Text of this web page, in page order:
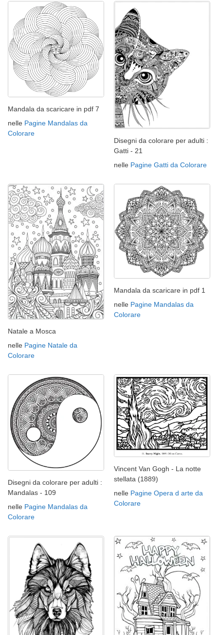
Mandala da scaricare in pdf 7
nelle Pagine Mandalas da
Colorare
Disegni da colorare per adulti :
Gatti - 21
nelle Pagine Gatti da Colorare
Natale a Mosca
nelle Pagine Natale da
Colorare
Mandala da scaricare in pdf 1
nelle Pagine Mandalas da
Colorare
Disegni da colorare per adulti :
Mandalas - 109
nelle Pagine Mandalas da
Colorare
Vincent Van Gogh - La notte
stellata (1889)
nelle Pagine Opera d arte da
Colorare